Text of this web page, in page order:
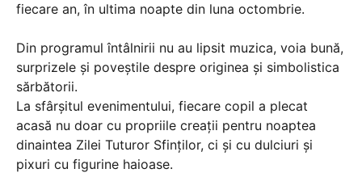
fiecare an, în ultima noapte din luna octombrie.
Din programul întâlnirii nu au lipsit muzica, voia bună,
surprizele și poveștile despre originea și simbolistica
sărbătorii.
La sfârșitul evenimentului, fiecare copil a plecat
acasă nu doar cu propriile creații pentru noaptea
dinaintea Zilei Tuturor Sfinților, ci și cu dulciuri și
pixuri cu figurine haioase.